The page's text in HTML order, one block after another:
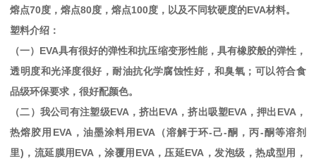
熔点70度，熔点80度，熔点100度，以及不同软硬度的EVA材料。
塑料介绍：
（一） EVA具有很好的弹性和抗压缩变形性能，具有橡胶般的弹性，
透明度和光泽度很好，耐油抗化学腐蚀性好，和臭氧；可以符合食
品级环保要求，很好配颜色。
（二）我公司有注塑级EVA，挤出EVA ，挤出吸塑EVA ，押出EVA，
热熔胶用 EVA，油墨涂料用 EVA（溶解于环-己-酮，丙-酮等溶剂
里) ，流延膜用EVA ，涂覆用 EVA，压延EVA ，发泡级，热成型用，